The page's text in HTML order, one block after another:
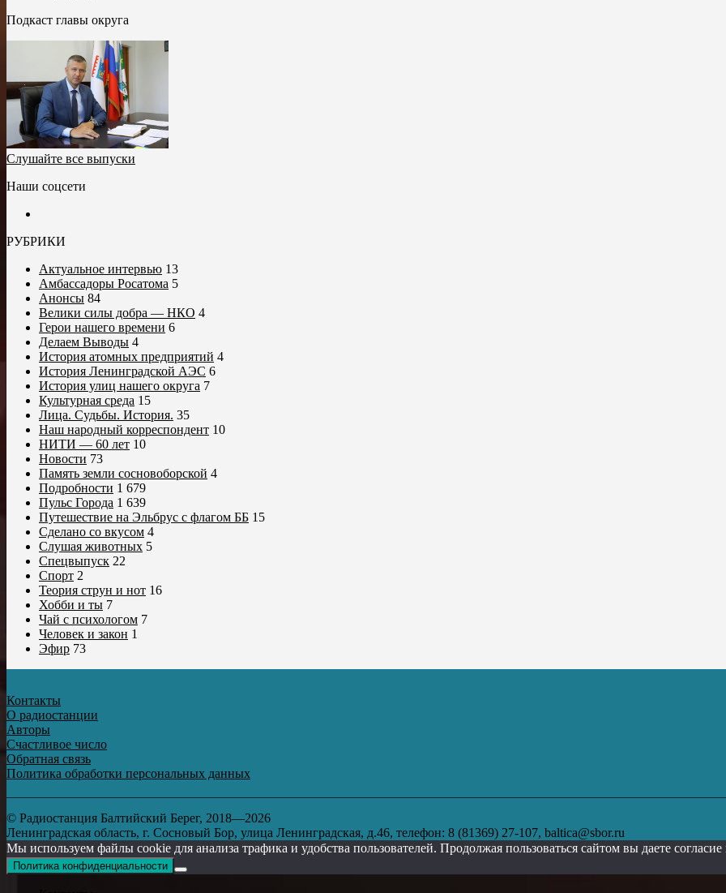
Подкаст главы округа
Слушайте все выпуски
Наши соцсети
РУБРИКИ
Актуальное интервью 13
Амбассадоры Росатома 5
Анонсы 84
Велики силы добра — НКО 4
Герои нашего времени 6
Делаем Выводы 4
История атомных предприятий 4
История Ленинградской АЭС 6
История улиц нашего округа 7
Культурная среда 15
Лица. Судьбы. История. 35
Наш народный корреспондент 10
НИТИ — 60 лет 10
Новости 73
Память земли сосновоборской 4
Подробности 1 679
Пульс Города 1 639
Путешествие на Эльбрус с флагом ББ 15
Сделано со вкусом 4
Слушая животных 5
Спецвыпуск 22
Спорт 2
Теория струн и нот 16
Хобби и ты 7
Чай с психологом 7
Человек и закон 1
Эфир 73
Контакты
О радиостанции
Авторы
Счастливое число
Обратная связь
Политика обработки персональных данных
© Радиостанция Балтийский Берег, 2018—2026
Ленинградская область, г. Сосновый Бор, улица Ленинградская, д.46, телефон: 8 (81369) 27-107, baltica@sbor.ru
Мы используем файлы cookie для анализа трафика и удобства пользователей. Продолжая пользоваться сайтом вы даете
Политика конфиденциальности